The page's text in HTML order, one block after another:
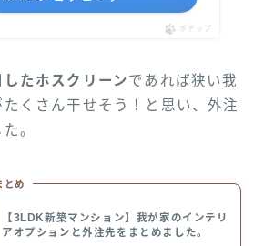
ポチップ
たホスクリーンであれば狭い我
くさん干せそう！と思い、外注
。
とめ
【3LDK新築マンション】我が家のインテリ
アオプションと外注先をまとめました。